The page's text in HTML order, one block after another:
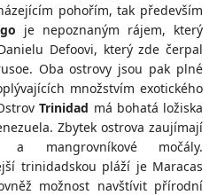
pohořím, tak především
je nepoznaným rájem, který
Defoovi, který zde čerpal
Oba ostrovy jsou pak plné
množstvím exotického
Trinidad má bohatá ložiska
Zbytek ostrova zaujímají
mangrovníkové močály.
trinidadskou pláží je Maracas
možnost navštívit přírodní